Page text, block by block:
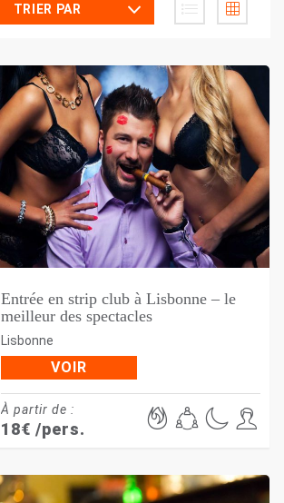
TRIER PAR
Entrée en strip club à Lisbonne – le
meilleur des spectacles
Lisbonne
VOIR
À partir de :
18€ /pers.